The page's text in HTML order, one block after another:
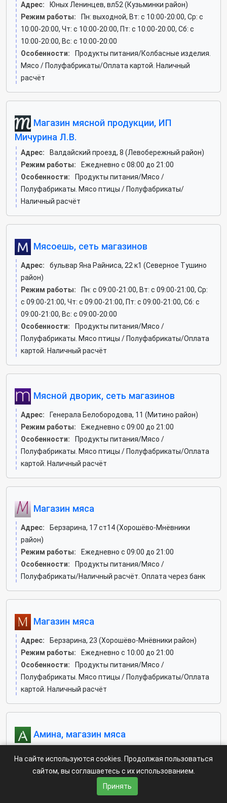
Адрес:
Юных Ленинцев, вл52 (Кузьминки район)
Режим работы:
Пн: выходной, Вт: c 10:00-20:00, Ср: c
10:00-20:00, Чт: c 10:00-20:00, Пт: c 10:00-20:00, Сб: c
10:00-20:00, Вс: c 10:00-20:00
Особенности:
Продукты питания/Колбасные изделия.
Мясо / Полуфабрикаты/Оплата картой. Наличный
расчёт
Магазин мясной продукции, ИП
Мичурина Л.В.
Адрес:
Валдайский проезд, 8 (Левобережный район)
Режим работы:
Ежедневно с 08:00 до 21:00
Особенности:
Продукты питания/Мясо /
Полуфабрикаты. Мясо птицы / Полуфабрикаты/
Наличный расчёт
Мясоешь, сеть магазинов
Адрес:
бульвар Яна Райниса, 22 к1 (Северное Тушино
район)
Режим работы:
Пн: c 09:00-21:00, Вт: c 09:00-21:00, Ср:
c 09:00-21:00, Чт: c 09:00-21:00, Пт: c 09:00-21:00, Сб: c
09:00-21:00, Вс: c 09:00-20:00
Особенности:
Продукты питания/Мясо /
Полуфабрикаты. Мясо птицы / Полуфабрикаты/Оплата
картой. Наличный расчёт
Мясной дворик, сеть магазинов
Адрес:
Генерала Белобородова, 11 (Митино район)
Режим работы:
Ежедневно с 09:00 до 21:00
Особенности:
Продукты питания/Мясо /
Полуфабрикаты. Мясо птицы / Полуфабрикаты/Оплата
картой. Наличный расчёт
Магазин мяса
Адрес:
Берзарина, 17 ст14 (Хорошёво-Мнёвники
район)
Режим работы:
Ежедневно с 09:00 до 21:00
Особенности:
Продукты питания/Мясо /
Полуфабрикаты/Наличный расчёт. Оплата через банк
Магазин мяса
Адрес:
Берзарина, 23 (Хорошёво-Мнёвники район)
Режим работы:
Ежедневно с 10:00 до 21:00
Особенности:
Продукты питания/Мясо /
Полуфабрикаты. Мясо птицы / Полуфабрикаты/Оплата
картой. Наличный расчёт
Амина, магазин мяса
+7-999-543-74-64
Ежедневно с 10:00 до 22:00
Напитки. Продукты питания/Колбасные
На сайте используются cookies. Продолжая пользоваться
сайтом, вы соглашаетесь с их использованием.
Принять